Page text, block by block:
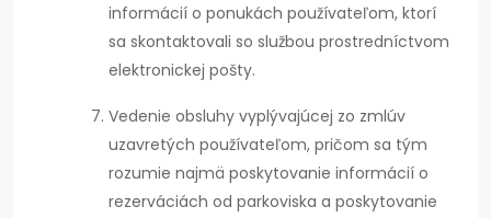
informácií o ponukách používateľom, ktorí
sa skontaktovali so službou prostredníctvom
elektronickej pošty.
Vedenie obsluhy vyplývajúcej zo zmlúv
uzavretých používateľom, pričom sa tým
rozumie najmä poskytovanie informácií o
rezerváciách od parkoviska a poskytovanie